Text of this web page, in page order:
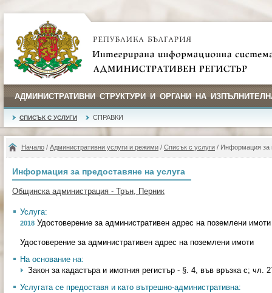
АДМИНИСТРАТИВНИ СТРУКТУРИ И ОРГАНИ НА
СПИСЪК С УСЛУГИ СПРАВКИ
Начало / Административни услуги и режими / Списък с услуги / Информация за
Информация за предоставяне на услуга
Общинска администрация - Трън, Перник
Услуга:
2018 Удостоверение за административен адрес на поземлени имоти
Удостоверение за административен адрес на поземлени имоти
На основание на:
Закон за кадастъра и имотния регистър - §. 4, във връзка с; чл.
Услугата се предоставя и като вътрешно-административна: